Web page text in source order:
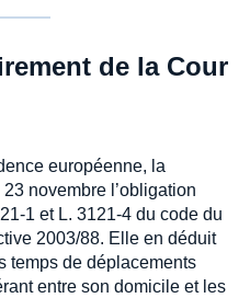
de la Cour
européenne, la
novembre l’obligation
1 et L. 3121-4 du code du
2003/88. Elle en déduit
temps de déplacements
entre son domicile et les